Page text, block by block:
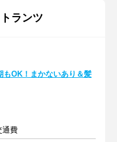
ランツ
もOK！まかないあり＆髪
通費